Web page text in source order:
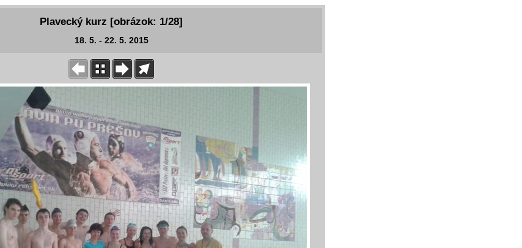
Plavecký kurz [obrázok: 1/28]
18. 5. - 22. 5. 2015